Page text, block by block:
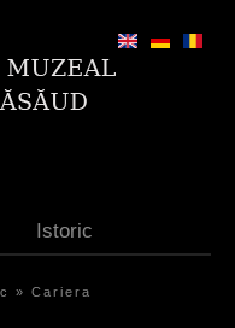
Istoric
» Cariera